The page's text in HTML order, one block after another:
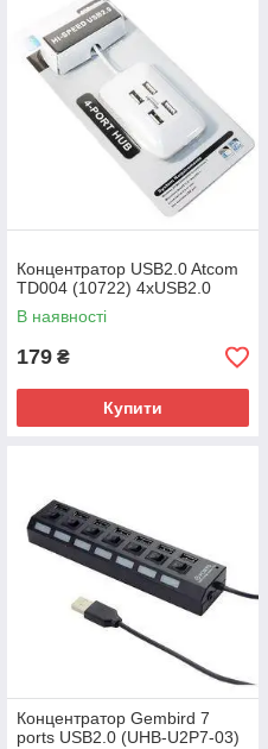
Концентратор USB2.0 Atcom
TD004 (10722) 4хUSB2.0
В наявності
179 ₴
Купити
Концентратор Gembird 7
ports USB2.0 (UHB-U2P7-03)